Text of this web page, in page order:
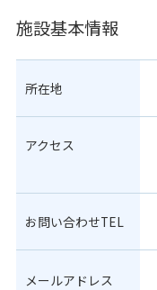
施設基本情報
所在地
アクセス
お問い合わせTEL
メールアドレス